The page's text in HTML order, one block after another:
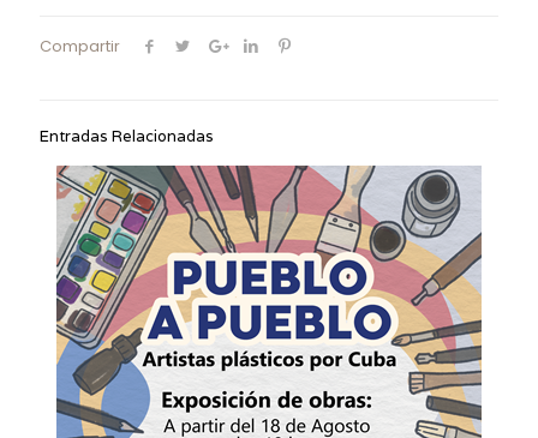
Compartir
Entradas Relacionadas